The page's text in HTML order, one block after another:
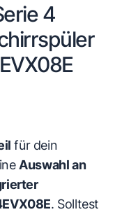
4
für dein
Auswahl an
. Solltest